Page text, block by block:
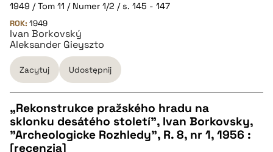
BIBTEX
pobierz cytat
1949 / Tom 11 / Numer 1/2 / s. 145 - 147
ROK: 1949
Ivan Borkovský
Aleksander Gieyszto
Zacytuj Udostępnij
CZYSTY TEKST
„Rekonstrukce pražského hradu na
sklonku desátého století”, Ivan Borkovsky,
"Archeologicke Rozhledy", R. 8, nr 1, 1956 :
[recenzja]